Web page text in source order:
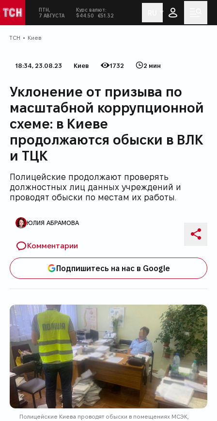
ТСНв социальных сетях
Сегодня:
ПТН,
7 АВГУСТА
Курс валют:
$44.50
€51.32
ТСН Киев
Дата публикации
18:34, 23.08.23
Категория
Киев
Количество просмотров
1732
Время на прочтение
2 мин
Уклонение от призыва по
масштабной коррупционной
схеме: в Киеве
продолжаются обыски в ВЛК
и ТЦК
Полицейские продолжают проверять
должностных лиц данных учреждений и
проводят обыски по местам их работы.
Автор публикации
ЮЛИЯ АБРАМОВА
Комментарии
Подпишитесь на нас в Google
Полицейские Киева проводят обыски в помещениях МСЭК,